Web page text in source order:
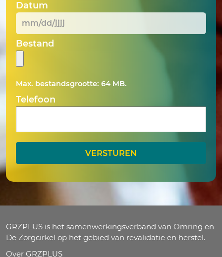
Datum
MM
slash
DD
slash
JJJJ
Bestand
Max. bestandsgrootte: 64 MB.
Telefoon
GRZPLUS is het samenwerkingsverband van Omring en
De Zorgcirkel op het gebied van revalidatie en herstel.
Over GRZPLUS